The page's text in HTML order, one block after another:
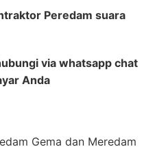
Peredam suara
via whatsapp chat
Anda
Gema dan Meredam